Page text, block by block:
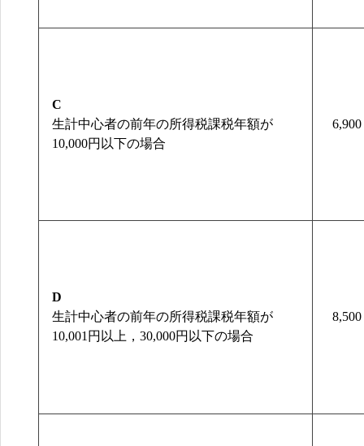
C
生計中心者の前年の所得税課税年額が
10,000円以下の場合
6,900
D
生計中心者の前年の所得税課税年額が
10,001円以上，30,000円以下の場合
8,500